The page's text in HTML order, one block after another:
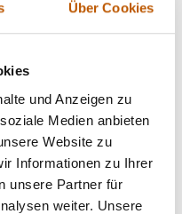
Über Cookies
und Anzeigen zu
Medien anbieten
Website zu
Informationen zu Ihrer
unsere Partner für
weiter. Unsere